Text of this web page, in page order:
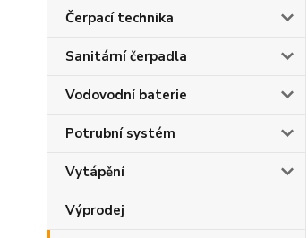
Čerpací technika
Sanitární čerpadla
Vodovodní baterie
Potrubní systém
Vytápění
Výprodej